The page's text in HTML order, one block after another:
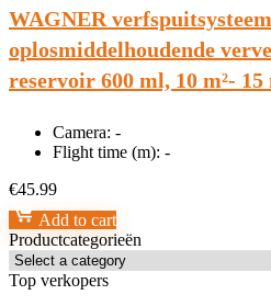
WAGNER
oplosmiddelhoudende
reservoir 600 ml, 10 m²-
Camera: -
Flight time (m): -
€45.99
Add to cart
Productcategorieën
Top verkopers